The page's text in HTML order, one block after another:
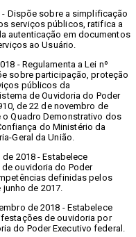
- Dispõe sobre a simplificação
serviços públicos, ratifica a
autenticação em documentos
ao Usuário.
- Regulamenta a Lei nº
sobre participação, proteção
públicos da
de Ouvidoria do Poder
de 22 de novembro de
o Quadro Demonstrativo dos
do Ministério da
Geral da União.
de 2018 - Estabelece
ouvidoria do Poder
definidas pelos
de 2017.
de 2018 - Estabelece
de ouvidoria por
do Poder Executivo federal.